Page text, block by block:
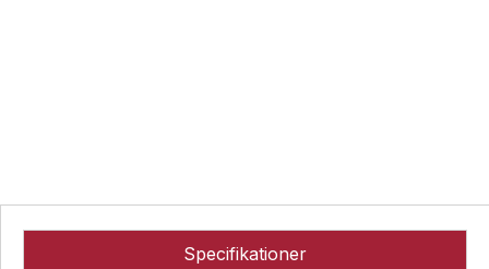
Specifikationer